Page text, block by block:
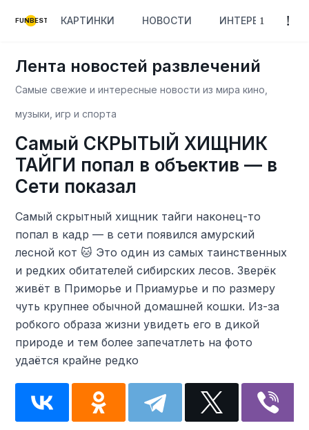
FUNBEST КАРТИНКИ НОВОСТИ ИНТЕРЕСНОЕ
Лента новостей развлечений
Самые свежие и интересные новости из мира кино,
музыки, игр и спорта
Самый СКРЫТЫЙ ХИЩНИК
ТАЙГИ попал в объектив — в
Сети показал
Самый скрытный хищник тайги наконец-то
попал в кадр — в сети появился амурский
лесной кот 🐱 Это один из самых таинственных
и редких обитателей сибирских лесов. Зверёк
живёт в Приморье и Приамурье и по размеру
чуть крупнее обычной домашней кошки. Из-за
робкого образа жизни увидеть его в дикой
природе и тем более запечатлеть на фото
удаётся крайне редко